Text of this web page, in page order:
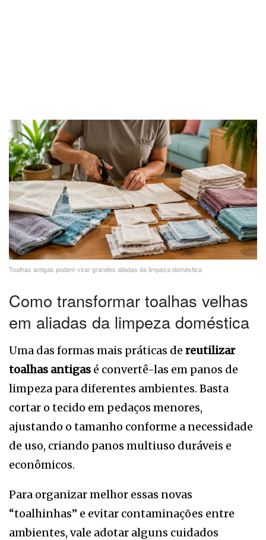
Toalhas antigas podem virar grandes aliadas da limpeza doméstica
Como transformar toalhas velhas
em aliadas da limpeza doméstica
Uma das formas mais práticas de reutilizar
toalhas antigas é convertê-las em panos de
limpeza para diferentes ambientes. Basta
cortar o tecido em pedaços menores,
ajustando o tamanho conforme a necessidade
de uso, criando panos multiuso duráveis e
econômicos.
Para organizar melhor essas novas
“toalhinhas” e evitar contaminações entre
ambientes, vale adotar alguns cuidados